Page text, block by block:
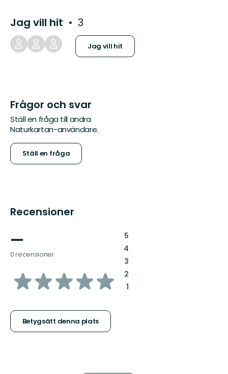
Jag vill hit 3
Jag vill hit
Frågor och svar
Ställ en fråga till andra
Naturkartan-användare.
Ställ en fråga
Recensioner
—
0 recensioner
av
stjärnor
Betygsätt denna plats
5:
4:
3:
2:
1: